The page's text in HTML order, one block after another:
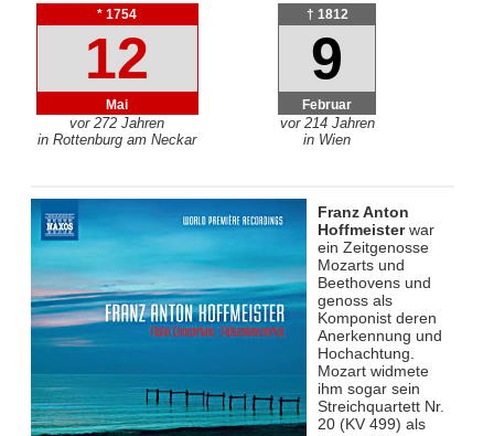
* 1754
12
Mai
vor 272 Jahren
in Rottenburg am Neckar
† 1812
9
Februar
vor 214 Jahren
in Wien
Franz Anton
Hoffmeisterwar
ein Zeitgenosse
Mozarts und
Beethovens und
genoss als
Komponist deren
Anerkennung und
Hochachtung.
Mozart widmete
ihm sogar sein
Streichquartett Nr.
20 (KV 499) als